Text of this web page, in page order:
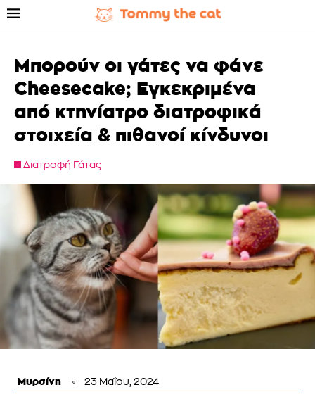
Μπορούν οι γάτες να φάνε
Cheesecake; Εγκεκριμένα
από κτηνίατρο διατροφικά
στοιχεία & πιθανοί κίνδυνοι
Διατροφή Γάτας
Μυρσίνη 23 Μαΐου, 2024